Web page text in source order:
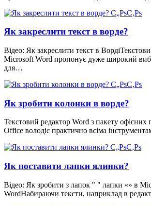
Як закреслити текст в ворде?
Відео: Як закреслити текст в
Microsoft Word пропонує дуже широкий
для…
Як зробити колонки в ворде?
Текстовий редактор Word з пакету
Office володіє практично всіма
Як поставити лапки ялинки?
Відео: Як зробити з лапок " " лапки «» в
WordНабираючи тексти, наприклад в